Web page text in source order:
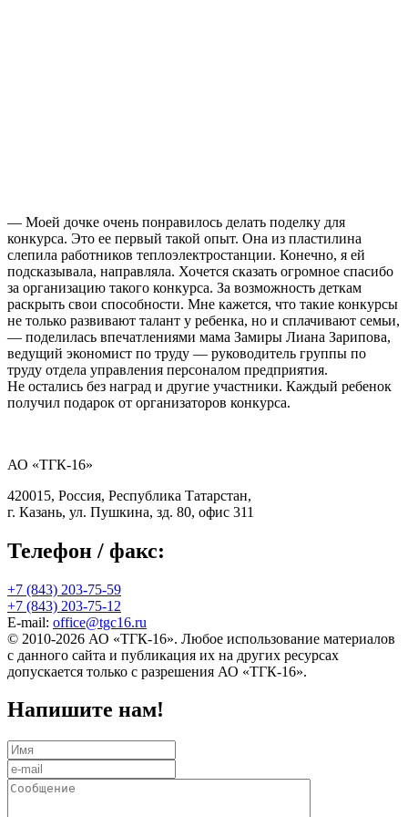
— Моей дочке очень понравилось делать поделку для
конкурса. Это ее первый такой опыт. Она из пластилина
слепила работников теплоэлектростанции. Конечно, я ей
подсказывала, направляла. Хочется сказать огромное спасибо
за организацию такого конкурса. За возможность деткам
раскрыть свои способности. Мне кажется, что такие конкурсы
не только развивают талант у ребенка, но и сплачивают семьи,
— поделилась впечатлениями мама Замиры Лиана Зарипова,
ведущий экономист по труду — руководитель группы по
труду отдела управления персоналом предприятия.
Не остались без наград и другие участники. Каждый ребенок
получил подарок от организаторов конкурса.
АО «ТГК-16»
420015, Россия, Республика Татарстан,
г. Казань, ул. Пушкина, зд. 80, офис 311
Телефон / факс:
+7 (843) 203-75-59
+7 (843) 203-75-12
E-mail: office@tgc16.ru
© 2010-2026 АО «ТГК-16». Любое использование материалов
с данного сайта и публикация их на других ресурсах
допускается только с разрешения АО «ТГК-16».
Напишите нам!